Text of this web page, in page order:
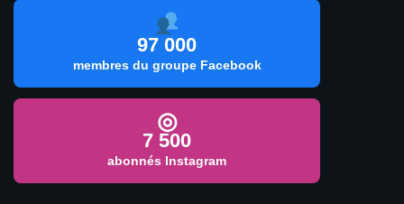
97 000
membres du groupe Facebook
◎
7 500
abonnés Instagram